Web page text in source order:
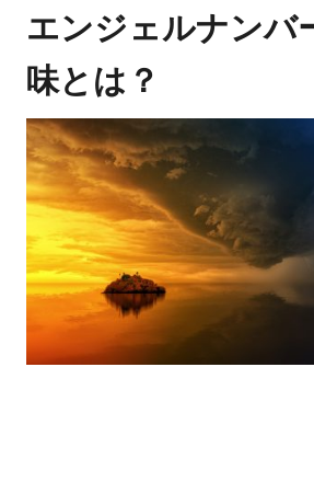
エンジェルナンバ
味とは？